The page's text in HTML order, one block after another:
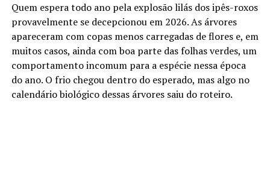
Quem espera todo ano pela explosão lilás dos ipês-roxos
provavelmente se decepcionou em 2026. As árvores
apareceram com copas menos carregadas de flores e, em
muitos casos, ainda com boa parte das folhas verdes, um
comportamento incomum para a espécie nessa época
do ano. O frio chegou dentro do esperado, mas algo no
calendário biológico dessas árvores saiu do roteiro.